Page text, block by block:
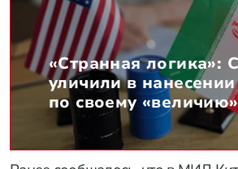
«Странная логика»:
уличили в
по своему «величию»